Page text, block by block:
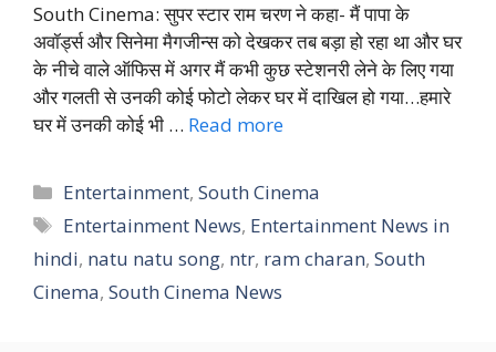
South Cinema: सुपर स्टार राम चरण ने कहा- मैं पापा के
अवॉर्ड्स और सिनेमा मैगजीन्स को देखकर तब बड़ा हो रहा था और घर
के नीचे वाले ऑफिस में अगर मैं कभी कुछ स्टेशनरी लेने के लिए गया
और गलती से उनकी कोई फोटो लेकर घर में दाखिल हो गया…हमारे
घर में उनकी कोई भी … Read more
Categories
Entertainment,South Cinema
Tags
Entertainment News, Entertainment News in
hindi, natu natu song, ntr, ram charan, South
Cinema, South Cinema News